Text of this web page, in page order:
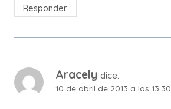
Responder
Aracely dice:
10 de abril de 2013 a las 13:30